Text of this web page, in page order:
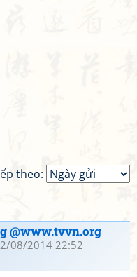
theo:
@www.tvvn.org
08/2014 22:52